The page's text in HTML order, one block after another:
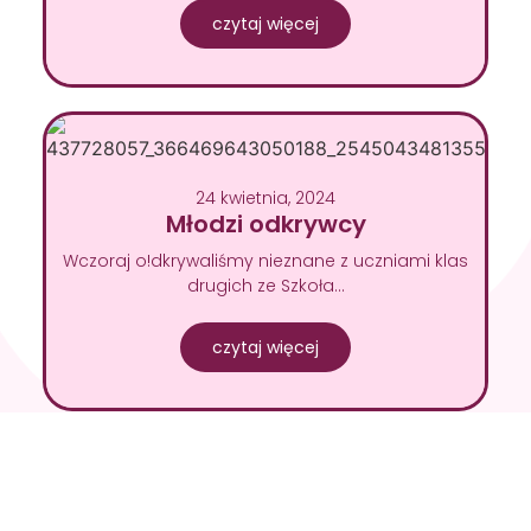
czytaj więcej
24 kwietnia, 2024
Młodzi odkrywcy
Wczoraj o!dkrywaliśmy nieznane z uczniami klas
drugich ze Szkoła…
czytaj więcej